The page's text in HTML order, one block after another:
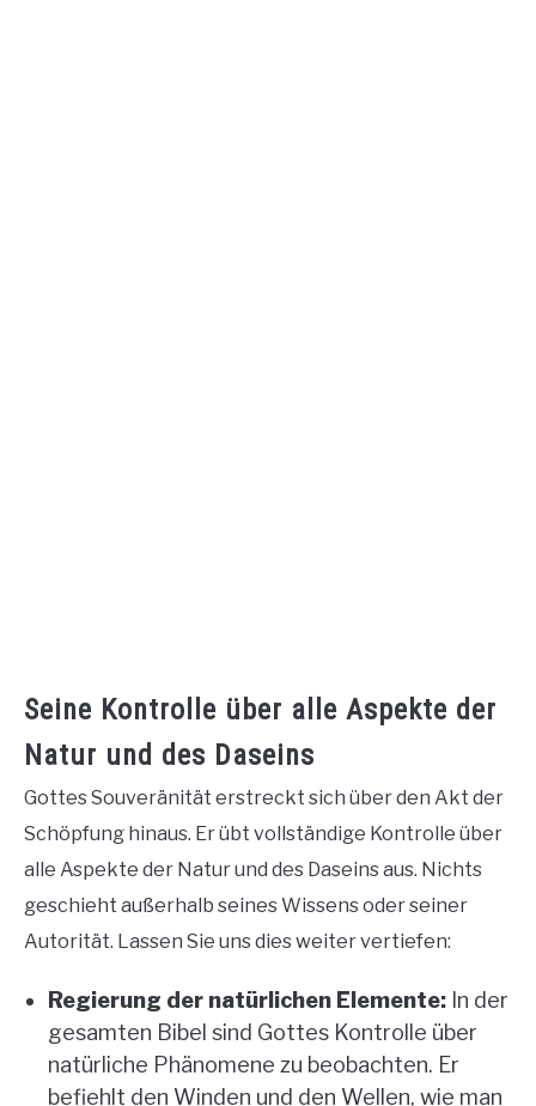
Seine Kontrolle über alle Aspekte der
Natur und des Daseins
Gottes Souveränität erstreckt sich über den Akt der
Schöpfung hinaus. Er übt vollständige Kontrolle über
alle Aspekte der Natur und des Daseins aus. Nichts
geschieht außerhalb seines Wissens oder seiner
Autorität. Lassen Sie uns dies weiter vertiefen:
Regierung der natürlichen Elemente: In der
gesamten Bibel sind Gottes Kontrolle über
natürliche Phänomene zu beobachten. Er
befiehlt den Winden und den Wellen, wie man